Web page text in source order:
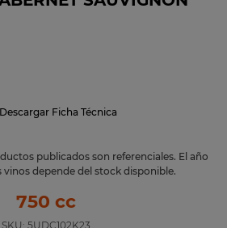
Descargar Ficha Técnica
publicados son referenciales. El año
vinos depende del stock disponible.
750 cc
SKU: 5UDC102K23